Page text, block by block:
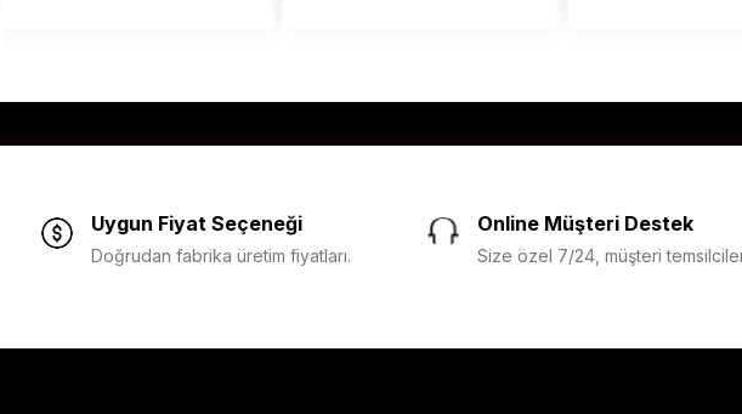
Uygun Fiyat Seçeneği
Doğrudan fabrika üretim fiyatları.
Online Müşteri Destek
Size özel 7/24, müşteri